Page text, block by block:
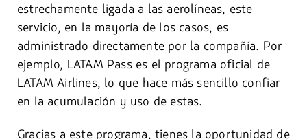
estrechamente ligada a las aerolíneas, este
servicio, en la mayoría de los casos, es
administrado directamente por la compañía. Por
ejemplo, LATAM Pass es el programa oficial de
LATAM Airlines, lo que hace más sencillo confiar
en la acumulación y uso de estas.
Gracias a este programa, tienes la oportunidad de